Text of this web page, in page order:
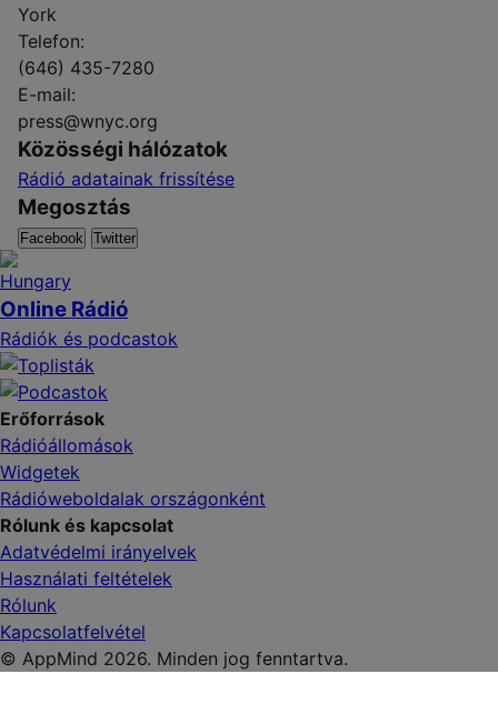
York
Telefon:
(646) 435-7280
E-mail:
press@wnyc.org
Közösségi hálózatok
Rádió adatainak frissítése
Megosztás
Facebook Twitter
Online Rádió
Rádiók és podcastok
Erőforrások
Rádióállomások
Widgetek
Rádióweboldalak országonként
Rólunk és kapcsolat
Adatvédelmi irányelvek
Használati feltételek
Rólunk
Kapcsolatfelvétel
© AppMind 2026. Minden jog fenntartva.